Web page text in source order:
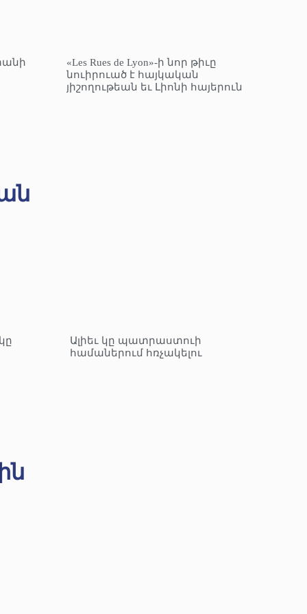
«Les Rues de Lyon»-ի նոր թիւը
նուիրուած է հայկական
յիշողութեան եւ Լիոնի հայերուն
Ալիեւ կը պատրաստուի
համաներում հռչակելու